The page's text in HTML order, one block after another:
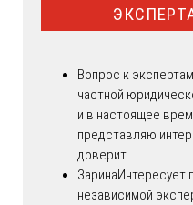
Вопрос к экспертам
частной
и в настоящее
представляю
доверит...
ЗаринаИнтересует
независимой